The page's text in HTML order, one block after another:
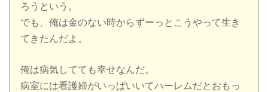
ろうという。
でも、俺は金のない時からずーっとこうやって生き
てきたんだよ。
俺は病気してても幸せなんだ。
病室には看護婦がいっぱいいてハーレムだとおもっ